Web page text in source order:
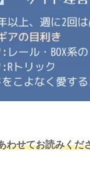
わせてお読みくだ